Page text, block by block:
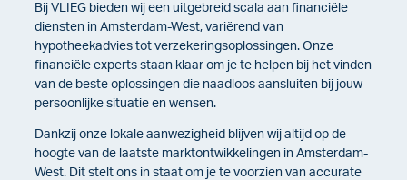
Bij VLIEG bieden wij een uitgebreid scala aan financiële
diensten in Amsterdam-West, variërend van
hypotheekadvies tot verzekeringsoplossingen. Onze
financiële experts staan klaar om je te helpen bij het vinden
van de beste oplossingen die naadloos aansluiten bij jouw
persoonlijke situatie en wensen.
Dankzij onze lokale aanwezigheid blijven wij altijd op de
hoogte van de laatste marktontwikkelingen in Amsterdam-
West. Dit stelt ons in staat om je te voorzien van accurate